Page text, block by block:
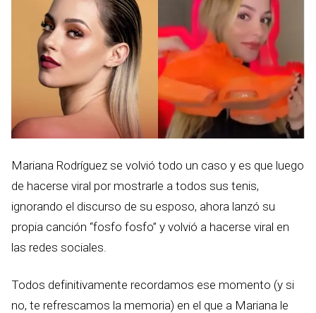
Mariana Rodríguez se volvió todo un caso y es que luego
de hacerse viral por mostrarle a todos sus tenis,
ignorando el discurso de su esposo, ahora lanzó su
propia canción “fosfo fosfo” y volvió a hacerse viral en
las redes sociales.
Todos definitivamente recordamos ese momento (y si
no, te refrescamos la memoria) en el que a Mariana le